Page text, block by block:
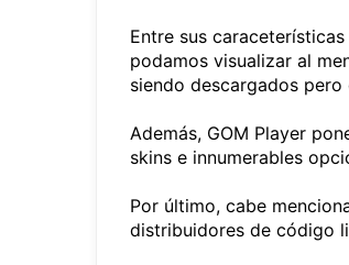
Entre sus
podamos visualizar al
siendo descargados
Además, GOM Player
skins e innumerables
Por último, cabe
distribuidores de código